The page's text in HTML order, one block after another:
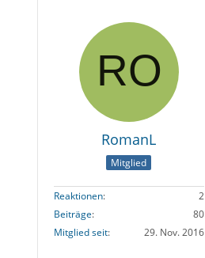
RomanL
Mitglied
Reaktionen
2
Beiträge
80
Mitglied seit
29. Nov. 2016